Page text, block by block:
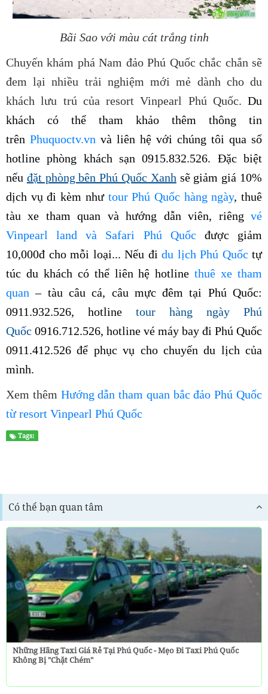
Bãi Sao với màu cát trắng tinh
Chuyến khám phá Nam đảo Phú Quốc chắc chắn sẽ
đem lại nhiều trải nghiệm mới mẻ dành cho du
khách lưu trú của resort Vinpearl Phú Quốc. Du
khách có thể tham khảo thêm thông tin
trên Phuquoctv.vn và liên hệ với chúng tôi qua số
hotline phòng khách sạn 0915.832.526. Đặc biệt
nếu đặt phòng bên Phú Quốc Xanh sẽ giảm giá 10%
dịch vụ đi kèm như tour Phú Quốc hàng ngày, thuê
tàu xe tham quan và hướng dẫn viên, riêng vé
Vinpearl land và Safari Phú Quốc được giảm
10,000đ cho mỗi loại... Nếu đi du lịch Phú Quốc tự
túc du khách có thể liên hệ hotlinethuê xe tham
quan – tàu câu cá, câu mực đêm tại Phú Quốc:
0911.932.526, hotline tour hàng ngày Phú
Quốc 0916.712.526, hotline vé máy bay đi Phú Quốc
0911.412.526 để phục vụ cho chuyến du lịch của
mình.
Xem thêm Hướng dẫn tham quan bắc đảo Phú Quốc
từ resort Vinpearl Phú Quốc
Tags:
Có thể bạn quan tâm
Những Hãng Taxi Giá Rẻ Tại Phú Quốc - Mẹo Đi Taxi Phú Quốc
Không Bị "chặt Chém"